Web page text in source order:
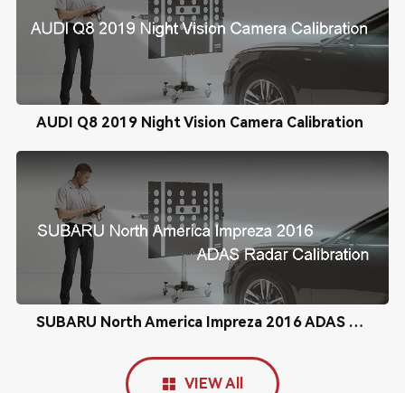
AUDI Q8 2019 Night Vision Camera Calibration
SUBARU North America Impreza 2016 ADAS Radar Calibration
VIEW All